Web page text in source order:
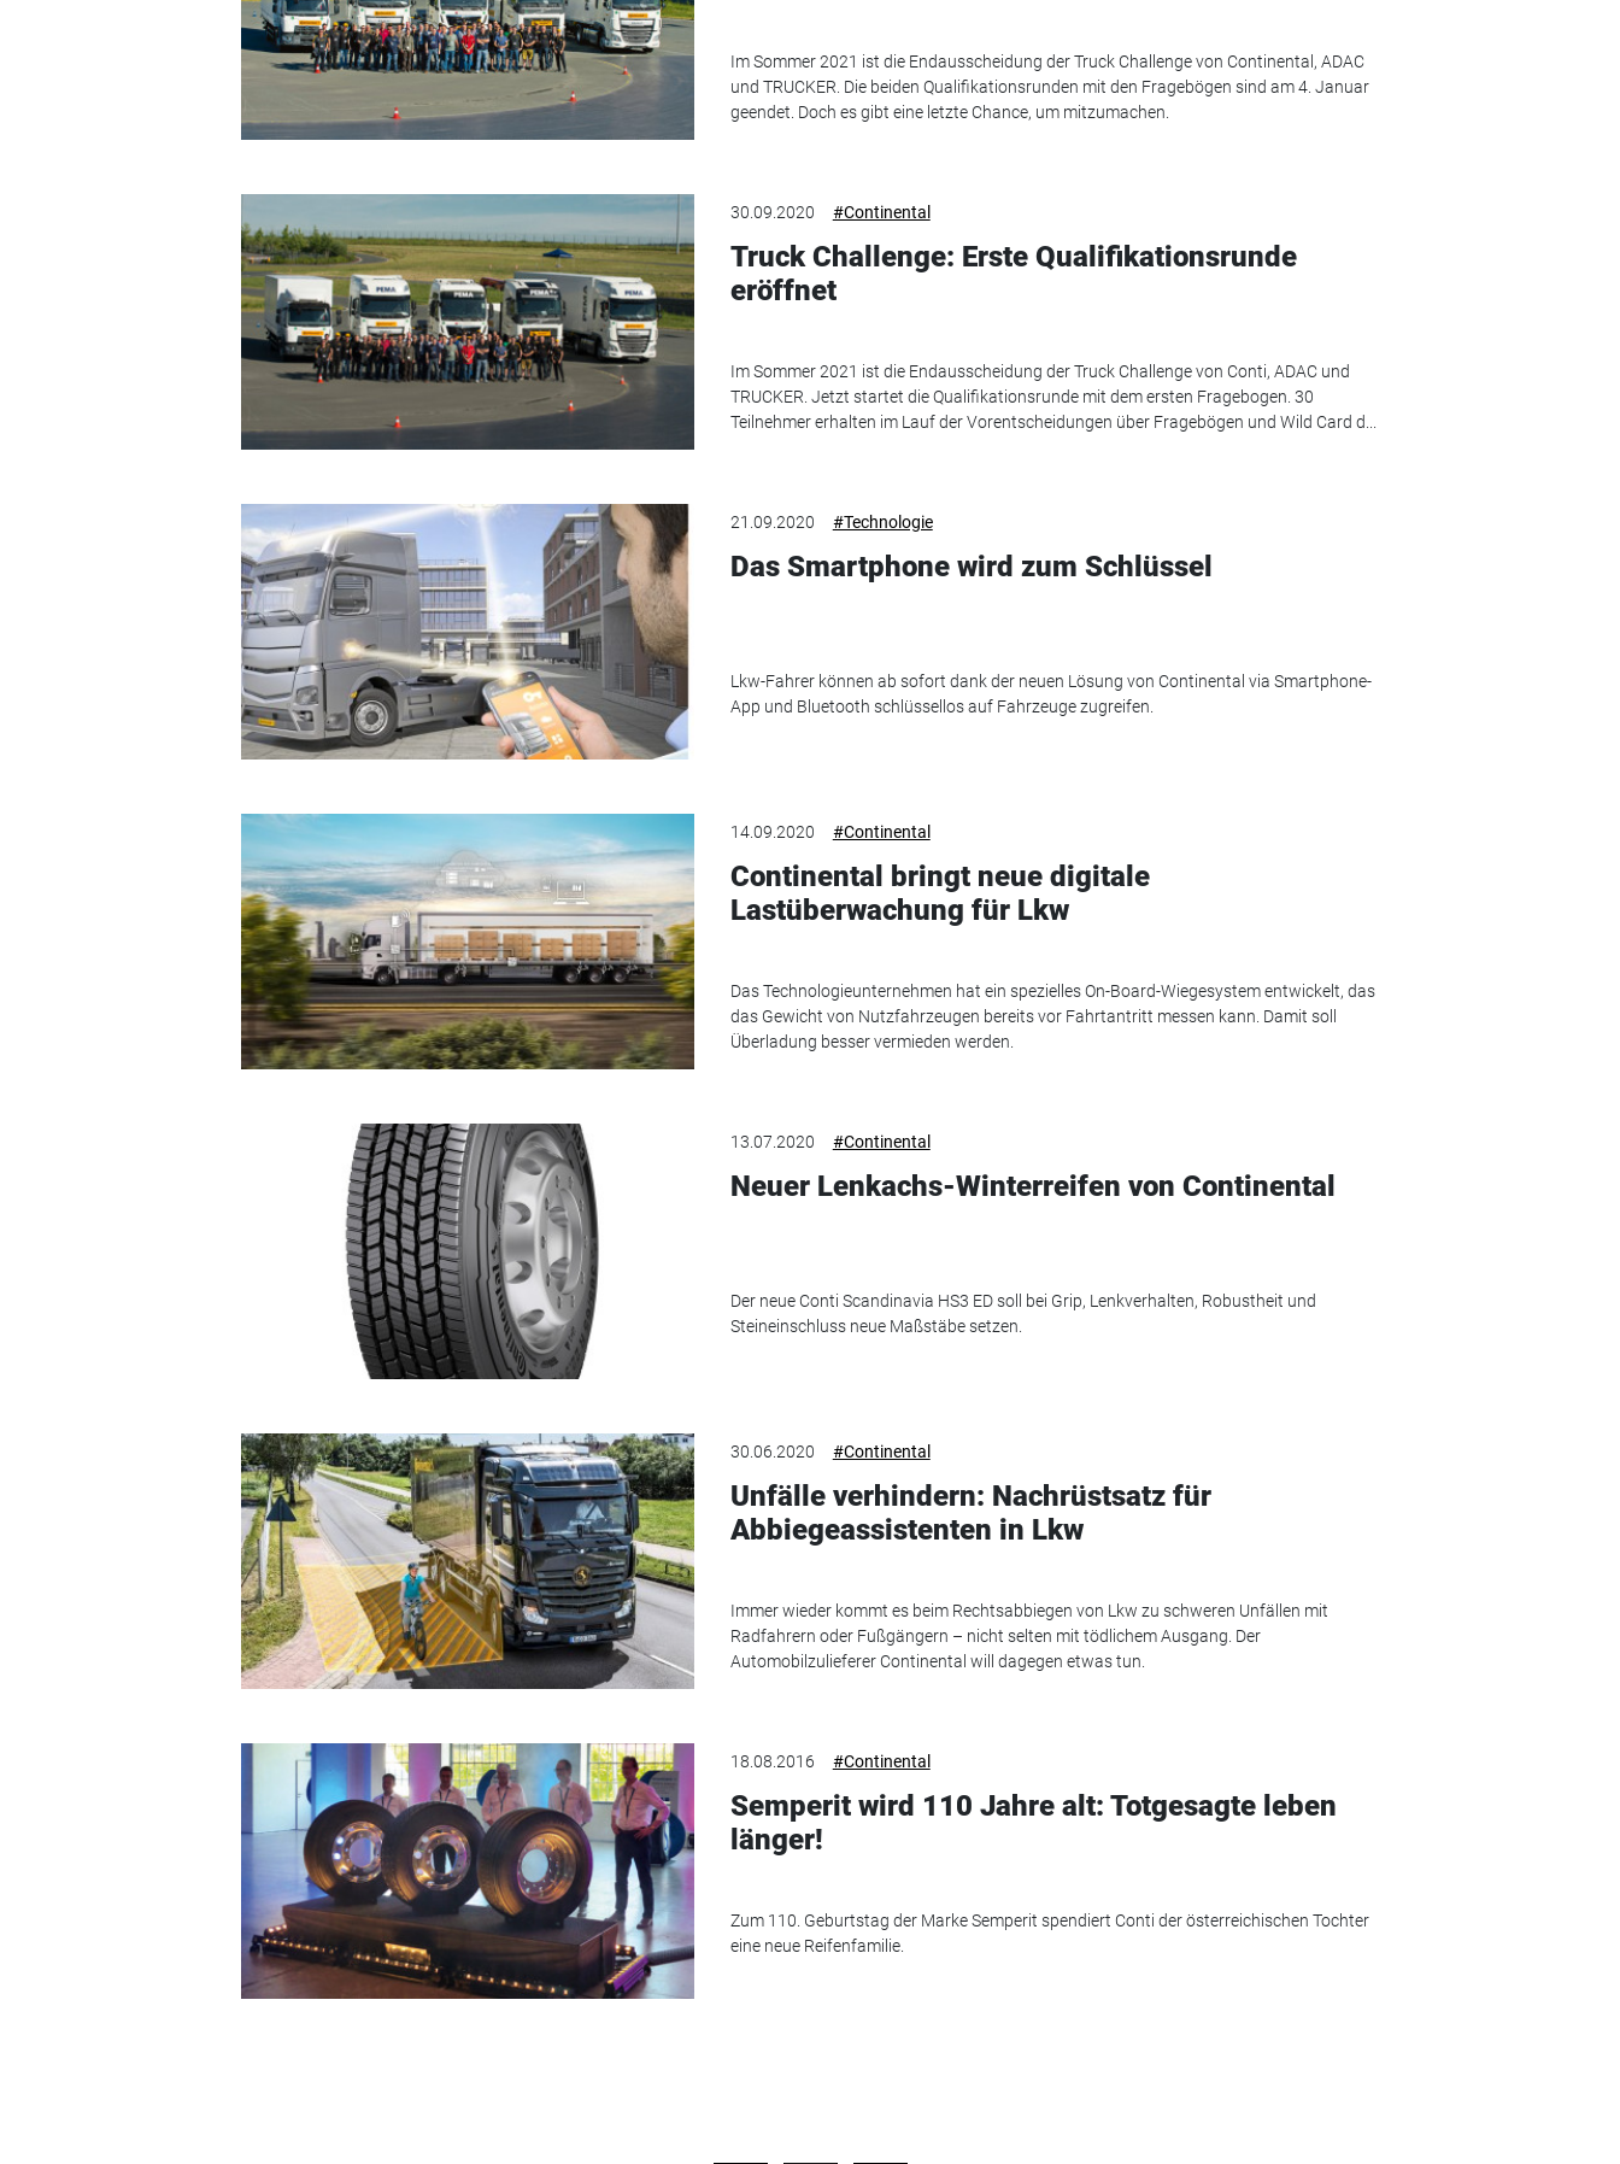
Im Sommer 2021 ist die Endausscheidung der Truck Challenge von Continental, ADAC
und TRUCKER. Die beiden Qualifikationsrunden mit den Fragebögen sind am 4. Januar
geendet. Doch es gibt eine letzte Chance, um mitzumachen.
30.09.2020 #Continental
Truck Challenge: Erste Qualifikationsrunde
eröffnet
Im Sommer 2021 ist die Endausscheidung der Truck Challenge von Conti, ADAC und
TRUCKER. Jetzt startet die Qualifikationsrunde mit dem ersten Fragebogen. 30
Teilnehmer erhalten im Lauf der Vorentscheidungen über Fragebögen und Wild Card d...
21.09.2020 #Technologie
Das Smartphone wird zum Schlüssel
Lkw-Fahrer können ab sofort dank der neuen Lösung von Continental via Smartphone-
App und Bluetooth schlüssellos auf Fahrzeuge zugreifen.
14.09.2020 #Continental
Continental bringt neue digitale
Lastüberwachung für Lkw
Das Technologieunternehmen hat ein spezielles On-Board-Wiegesystem entwickelt, das
das Gewicht von Nutzfahrzeugen bereits vor Fahrtantritt messen kann. Damit soll
Überladung besser vermieden werden.
13.07.2020 #Continental
Neuer Lenkachs-Winterreifen von Continental
Der neue Conti Scandinavia HS3 ED soll bei Grip, Lenkverhalten, Robustheit und
Steineinschluss neue Maßstäbe setzen.
30.06.2020 #Continental
Unfälle verhindern: Nachrüstsatz für
Abbiegeassistenten in Lkw
Immer wieder kommt es beim Rechtsabbiegen von Lkw zu schweren Unfällen mit
Radfahrern oder Fußgängern – nicht selten mit tödlichem Ausgang. Der
Automobilzulieferer Continental will dagegen etwas tun.
18.08.2016 #Continental
Semperit wird 110 Jahre alt: Totgesagte leben
länger!
Zum 110. Geburtstag der Marke Semperit spendiert Conti der österreichischen Tochter
eine neue Reifenfamilie.